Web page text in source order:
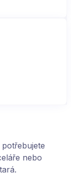
nebo